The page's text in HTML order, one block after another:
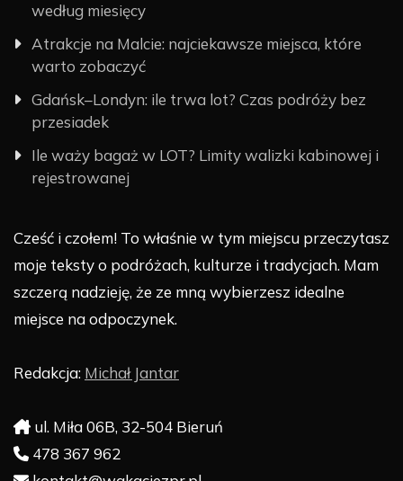
według miesięcy
Atrakcje na Malcie: najciekawsze miejsca, które
warto zobaczyć
Gdańsk–Londyn: ile trwa lot? Czas podróży bez
przesiadek
Ile waży bagaż w LOT? Limity walizki kabinowej i
rejestrowanej
Cześć i czołem! To właśnie w tym miejscu przeczytasz
moje teksty o podróżach, kulturze i tradycjach. Mam
szczerą nadzieję, że ze mną wybierzesz idealne
miejsce na odpoczynek.
Redakcja: Michał Jantar
ul. Miła 06B, 32-504 Bieruń
478 367 962